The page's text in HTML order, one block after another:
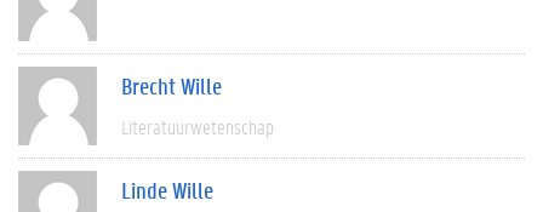
Brecht Wille
Literatuurwetenschap
Linde Wille